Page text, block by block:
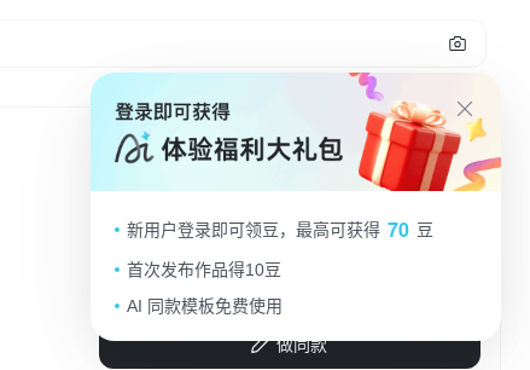
3
珍珠点缀，尽显奢华优雅。
小粥喵喵酱
做同款
新用户登录即可领豆，最高可获得 70 豆
首次发布作品得10豆
AI 同款模板免费使用